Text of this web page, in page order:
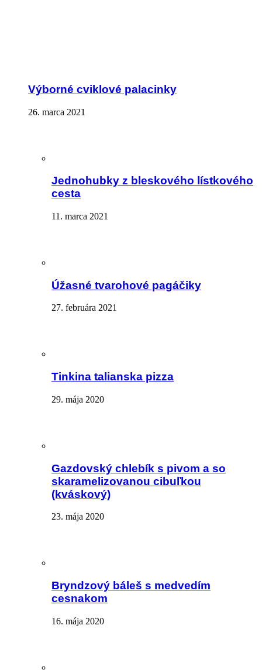
Výborné cviklové palacinky
26. marca 2021
Jednohubky z bleskového lístkového
cesta
11. marca 2021
Úžasné tvarohové pagáčiky
27. februára 2021
Tinkina talianska pizza
29. mája 2020
Gazdovský chlebík s pivom a so
skaramelizovanou cibuľkou
(kváskový)
23. mája 2020
Bryndzový báleš s medvedím
cesnakom
16. mája 2020